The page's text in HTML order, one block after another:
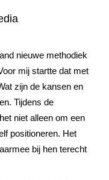
nieuwe methodiek
mij startte dat met
zijn de kansen en
Tijdens de
niet alleen om een
positioneren. Het
bij hen terecht